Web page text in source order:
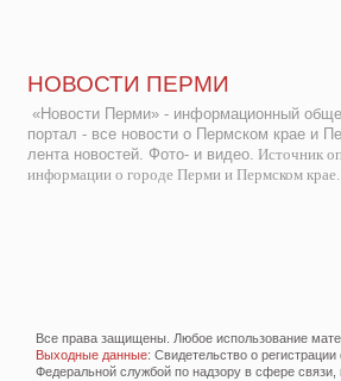
НОВОСТИ ПЕРМИ
«Новости Перми» - информационный
портал - все новости о Пермском крае и
лента новостей. Фото- и видео. Источник
информации о городе Перми и Пермском крае.
Все права защищены. Любое использование
Выходные данные: Свидетельство о
Федеральной службой по надзору в сфере